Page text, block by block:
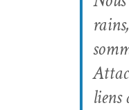
liens